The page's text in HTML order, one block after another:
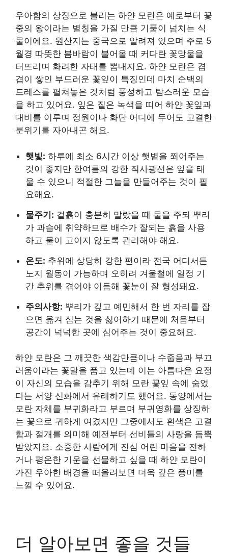
우아함의 상징으로 불리는 하얀 모란은 예로부터 꽃
중의 왕이라는 별칭을 가질 만큼 기품이 넘치는 식
물이에요. 원산지는 중국으로 알려져 있으며 주로 5
월경 따뜻한 봄바람이 불어올 때 커다란 꽃망울을
터뜨리며 화려한 자태를 뽐내지요. 하얀 모란은 겹
겹이 쌓인 부드러운 꽃잎이 특징인데 마치 순백의
드레스를 펼쳐놓은 것처럼 풍성하고 탐스러운 모습
을 하고 있어요. 잎은 짙은 녹색을 띠어 하얀 꽃잎과
대비를 이루며 정원이나 화단 어디에 두어도 고결한
분위기를 자아내곤 해요.
햇빛: 하루에 최소 6시간 이상 햇볕을 쬐어주는
것이 좋지만 한여름의 강한 직사광선은 잎을 태
울 수 있으니 적절한 그늘을 만들어주는 것이 필
요해요.
물주기: 겉흙이 충분히 말랐을 때 물을 주되 뿌리
가 과습에 취약하므로 배수가 잘되는 흙을 사용
하고 물이 고이지 않도록 관리해야 해요.
온도: 추위에 상당히 강한 편이라 전국 어디서든
노지 월동이 가능하며 오히려 겨울철에 일정 기
간 추위를 겪어야 이듬해 꽃눈이 잘 형성돼요.
주의사항: 뿌리가 깊고 예민해서 한 번 자리를 잡
으면 옮겨 심는 것을 싫어하기 때문에 처음부터
공간이 넉넉한 곳에 심어주는 것이 중요해요.
하얀 모란은 그 깨끗한 색감만큼이나 수줍음과 부끄
러움이라는 꽃말을 품고 있는데 이는 아름다운 요정
이 자신의 모습을 감추기 위해 모란 꽃잎 속에 숨었
다는 서양 신화에서 유래하기도 했어요. 동양에서는
모란 자체를 부귀화라고 부르며 부귀영화를 상징하
는 꽃으로 귀하게 여겼지만 그중에서도 흰색은 고결
함과 절개를 의미해 예전부터 선비들의 사랑을 듬뿍
받았지요. 소중한 사람에게 진심 어린 마음을 전하
거나 평온한 기운을 선물하고 싶을 때 하얀 모란이
가진 우아한 배경을 떠올려보면 더욱 깊은 풍미를
느낄 수 있어요.
더 알아보면 좋을 것들